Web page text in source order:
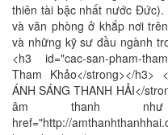
thiên tài bậc nhất nước Đức).
và văn phòng ở khắp nơi
và những kỹ sư đầu ngành
<h3 id="cac-san-pham-
Tham Khảo</strong></h3>
ÁNH SÁNG THANH HẢI</
âm thanh
href="http://